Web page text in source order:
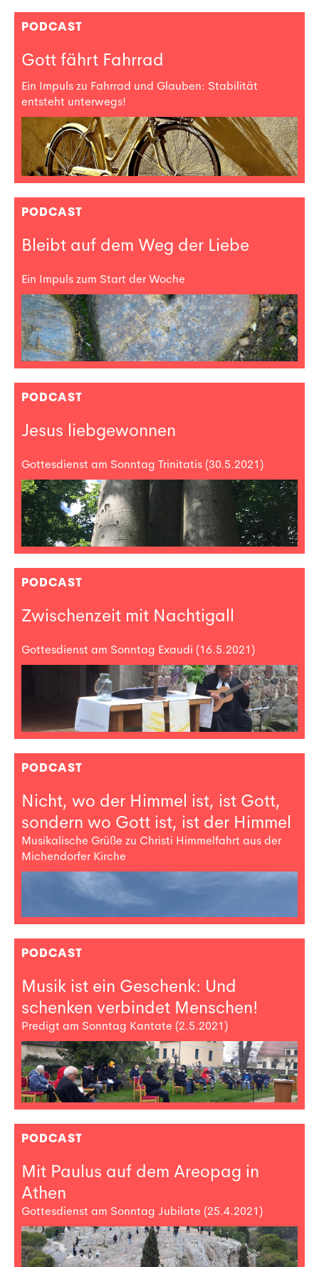
PODCAST
Gott fährt Fahrrad
Ein Impuls zu Fahrrad und Glauben: Stabilität
entsteht unterwegs!
PODCAST
Bleibt auf dem Weg der Liebe
Ein Impuls zum Start der Woche
PODCAST
Jesus liebgewonnen
Gottesdienst am Sonntag Trinitatis (30.5.2021)
PODCAST
Zwischenzeit mit Nachtigall
Gottesdienst am Sonntag Exaudi (16.5.2021)
PODCAST
Nicht, wo der Himmel ist, ist Gott,
sondern wo Gott ist, ist der Himmel
Musikalische Grüße zu Christi Himmelfahrt aus der
Michendorfer Kirche
PODCAST
Musik ist ein Geschenk: Und
schenken verbindet Menschen!
Predigt am Sonntag Kantate (2.5.2021)
PODCAST
Mit Paulus auf dem Areopag in
Athen
Gottesdienst am Sonntag Jubilate (25.4.2021)